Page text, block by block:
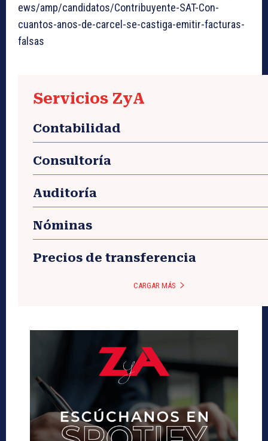
ews/amp/candidatos/Contribuyente-SAT-Con-
cuantos-anos-de-carcel-se-castiga-emitir-facturas-
falsas
Servicios ZyA
Contabilidad
Consultoría
Auditoría
Nóminas
Precios de transferencia
CARGAR MÁS